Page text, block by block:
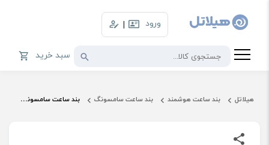
ورود |
سبد خرید
هیلاتل بند ساعت هوشمند بند ساعت سامسونگ بند ساعت سامسونگ مدل Sport Band ET-SNL31 سایز mm M/L20